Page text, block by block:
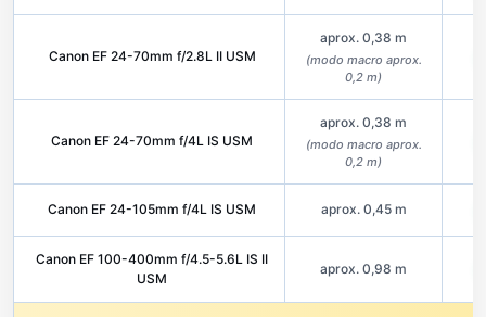
Canon EF 24-70mm f/2.8L II USM
aprox. 0,38 m
(modo macro aprox.
0,2 m)
Canon EF 24-70mm f/4L IS USM
aprox. 0,38 m
(modo macro aprox.
0,2 m)
Canon EF 24-105mm f/4L IS USM aprox. 0,45 m
Canon EF 100-400mm f/4.5-5.6L IS II
USM
aprox. 0,98 m